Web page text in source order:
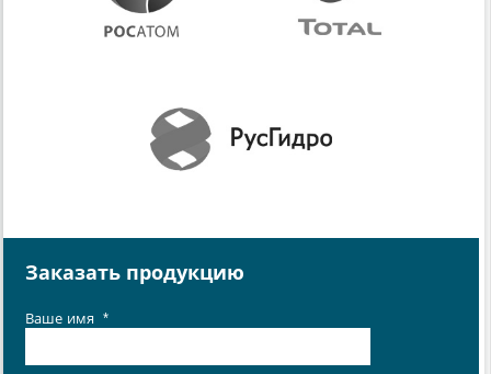
Заказать продукцию
Ваше имя *